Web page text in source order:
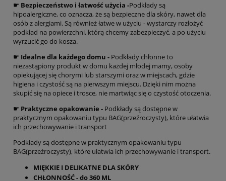
☛ Bezpieczeństwo i łatwość użycia -Podkłady są
hipoalergiczne, co oznacza, że są bezpieczne dla skóry, nawet dla
osób z alergiami. Są również łatwe w użyciu - wystarczy rozłożyć
podkład na powierzchni, którą chcemy zabezpieczyć, a po użyciu
wyrzucić go do kosza.
☛ Idealne dla każdego domu - Podkłady chłonne to
niezastąpiony produkt w domu każdej młodej mamy, osoby
opiekującej się chorymi lub starszymi oraz w miejscach, gdzie
higiena i czystość są na pierwszym miejscu. Dzięki nim można
skupić się na opiece i trosce, nie martwiąc się o czystość otoczenia.
☛ Praktyczne opakowanie - Podkłady są dostępne w
praktycznym opakowaniu typu BAG(przeźroczysty), które ułatwia
ich przechowywanie i transport
Podkłady są dostępne w praktycznym opakowaniu typu
BAG(przeźroczysty), które ułatwia ich przechowywanie i transport.
MIĘKKIE I DELIKATNE DLA SKÓRY
CHŁONNOŚĆ - do 360 ML